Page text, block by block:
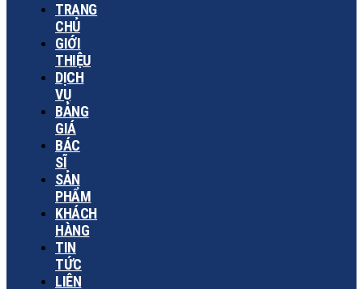
TRANG
CHỦ
GIỚI
THIỆU
DỊCH
VỤ
BẢNG
GIÁ
BÁC
SĨ
SẢN
PHẨM
KHÁCH
HÀNG
TIN
TỨC
LIÊN